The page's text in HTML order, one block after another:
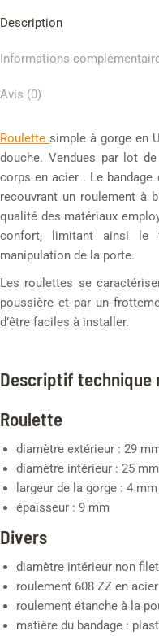
Description
Informations
Avis (0)
Roulettesimple à gorge en
douche. Vendues par lot
corps en acier . Le
recouvrant un roulement à
qualité des matériaux
confort, limitant ainsi
manipulation de la porte.
Les roulettes se
poussière et par un
d’être faciles à installer.
Descriptif technique
Roulette
diamètre extérieur : 29
diamètre intérieur : 25 mm
largeur de la gorge : 4 mm
épaisseur : 9 mm
Divers
diamètre intérieur non
roulement 608 ZZ en acier
roulement étanche à la
matière du bandage :